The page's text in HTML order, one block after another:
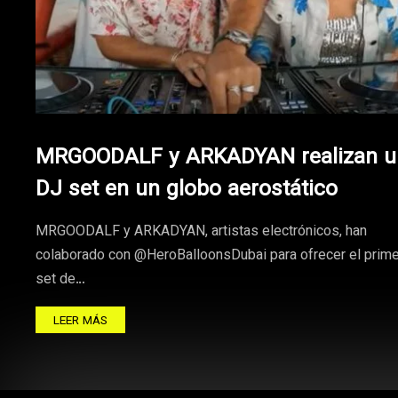
MRGOODALF y ARKADYAN realizan
DJ set en un globo aerostático
MRGOODALF y ARKADYAN, artistas electrónicos, han
colaborado con @HeroBalloonsDubai para ofrecer el
set de…
LEER MÁS